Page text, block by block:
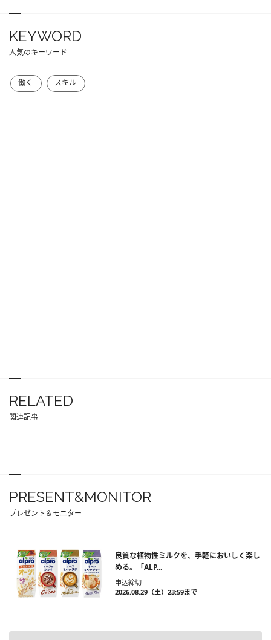
KEYWORD
人気のキーワード
働く スキル
RELATED
関連記事
PRESENT&MONITOR
プレゼント＆モニター
良質な植物性ミルクを、手軽においしく楽し
める。「ALP...
申込締切
2026.08.29（土）23:59まで